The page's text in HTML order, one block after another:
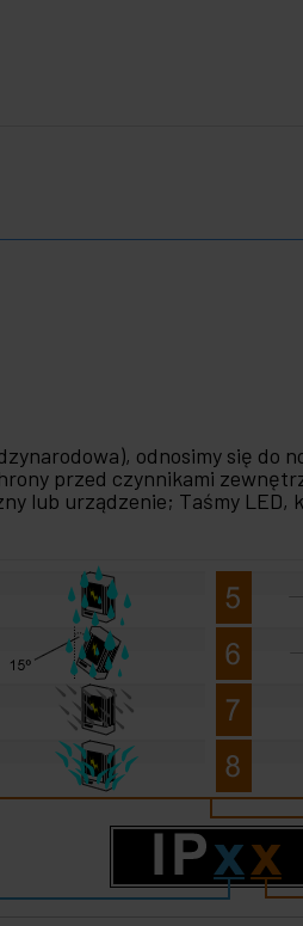
odnosimy się do
przed czynnikami
lub urządzenie; Taśmy LED,